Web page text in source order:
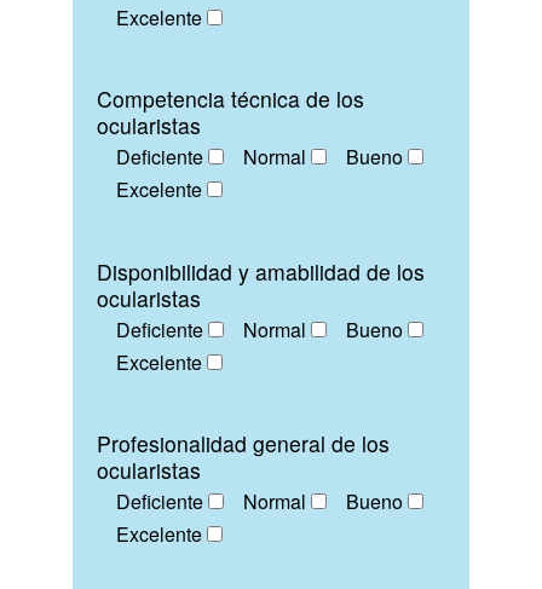
Excelente
Competencia técnica de los
ocularistas
Deficiente Normal
Bueno
Excelente
Disponibilidad y amabilidad de los
ocularistas
Deficiente Normal
Bueno
Excelente
Profesionalidad general de los
ocularistas
Deficiente Normal
Bueno
Excelente